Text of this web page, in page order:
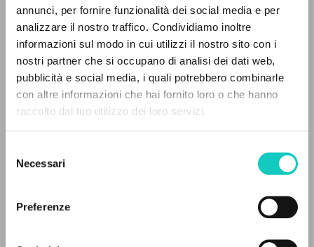
annunci, per fornire funzionalità dei social media e per
analizzare il nostro traffico. Condividiamo inoltre
informazioni sul modo in cui utilizzi il nostro sito con i
nostri partner che si occupano di analisi dei dati web,
pubblicità e social media, i quali potrebbero combinarle
con altre informazioni che hai fornito loro o che hanno
raccolto dal tuo utilizzo dei loro servizi.
delNecessari
Preferenze
Bergoglio Jorge Mario Preface
Giussani LuigiAuthor
Scholz CristophTranslator
Pages: 248
0RESULTS FOUND
MORE RESULTS